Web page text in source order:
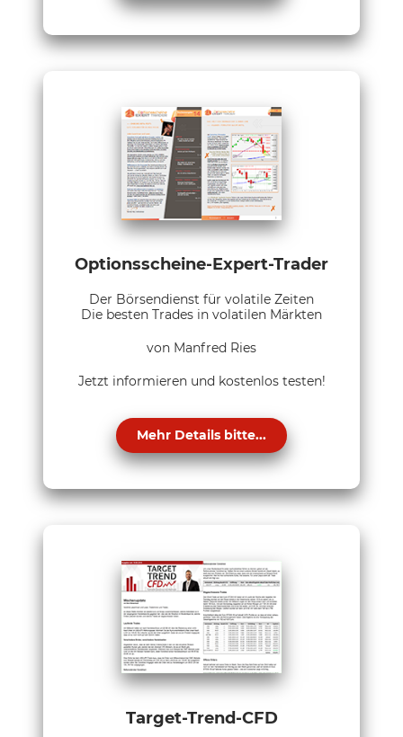
Optionsscheine-Expert-Trader
Der Börsendienst für volatile Zeiten
Die besten Trades in volatilen Märkten
von Manfred Ries
Jetzt informieren und kostenlos testen!
Mehr Details bitte...
Target-Trend-CFD